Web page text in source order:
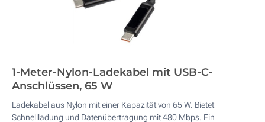
1-Meter-Nylon-Ladekabel mit USB-C-
Anschlüssen, 65 W
Ladekabel aus Nylon mit einer Kapazität von 65 W. Bietet
Schnellladung und Datenübertragung mit 480 Mbps. Ein